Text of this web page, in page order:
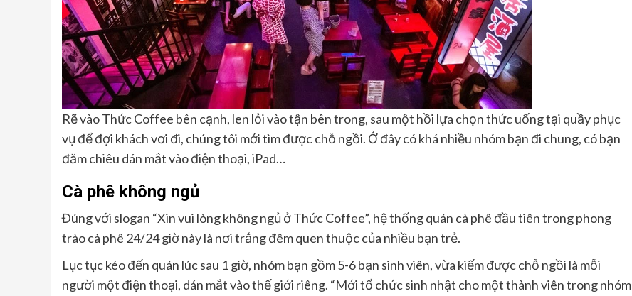
Rẽ vào Thức Coffee bên cạnh, len lỏi vào tận bên trong, sau một hồi lựa chọn thức uống tại quầy phục
vụ để đợi khách vơi đi, chúng tôi mới tìm được chỗ ngồi. Ở đây có khá nhiều nhóm bạn đi chung, có bạn
đăm chiêu dán mắt vào điện thoại, iPad…
Cà phê không ngủ
Đúng với slogan “Xin vui lòng không ngủ ở Thức Coffee”, hệ thống quán cà phê đầu tiên trong phong
trào cà phê 24/24 giờ này là nơi trắng đêm quen thuộc của nhiều bạn trẻ.
Lục tục kéo đến quán lúc sau 1 giờ, nhóm bạn gồm 5-6 bạn sinh viên, vừa kiếm được chỗ ngồi là mỗi
người một điện thoại, dán mắt vào thế giới riêng. “Mới tổ chức sinh nhật cho một thành viên trong nhóm